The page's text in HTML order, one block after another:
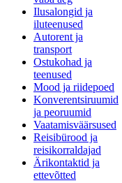
Ilusalongid ja
iluteenused
Autorent ja
transport
Ostukohad ja
teenused
Mood ja riidepoed
Konverentsiruumid
ja peoruumid
Vaatamisväärsused
Reisibürood ja
reisikorraldajad
Ärikontaktid ja
ettevõtted